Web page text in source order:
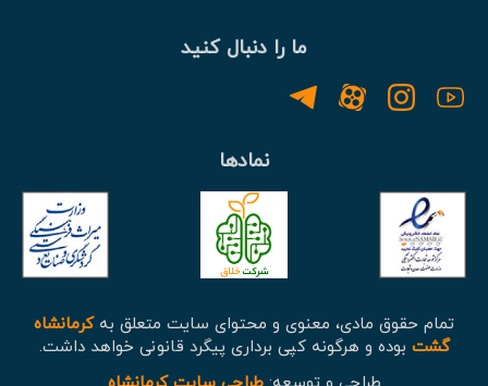
ما را دنبال کنید
نمادها
تمام حقوق مادی، معنوی و محتوای سایت متعلق بهکرمانشاه
گشت بوده و هرگونه کپی برداری پیگرد قانونی خواهد داشت.